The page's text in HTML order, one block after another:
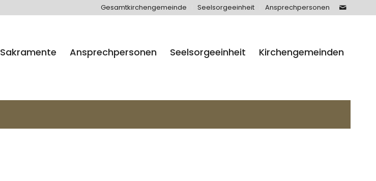
Gesamtkirchengemeinde Seelsorgeeinheit Ansprechpersonen
Sakramente Ansprechpersonen Seelsorgeeinheit Kirchengemeinden